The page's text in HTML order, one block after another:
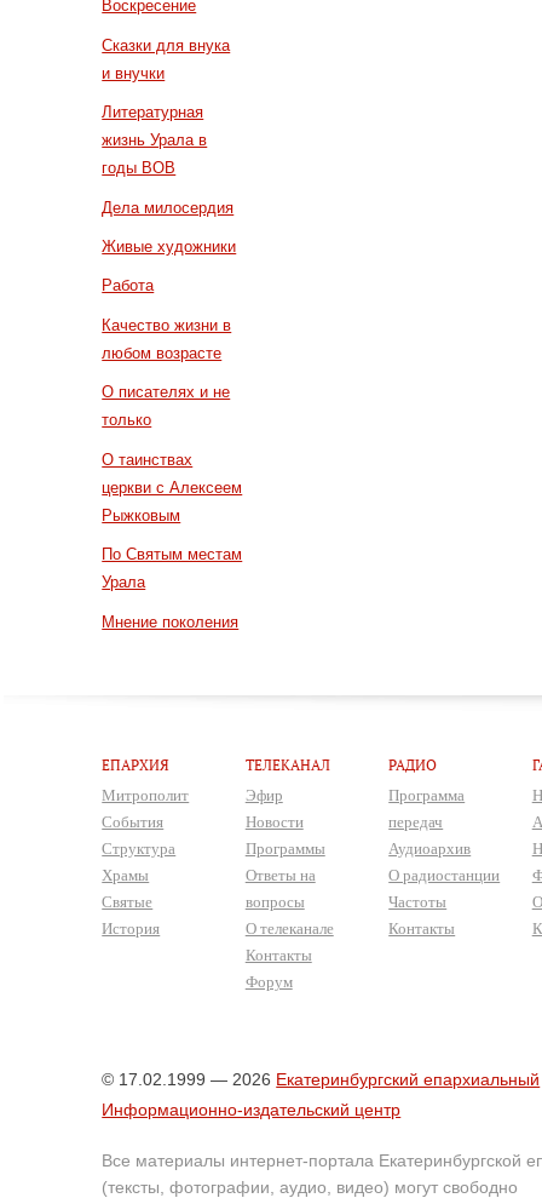
Воскресение
Сказки для внука
и внучки
Литературная
жизнь Урала в
годы ВОВ
Дела милосердия
Живые художники
Работа
Качество жизни в
любом возрасте
О писателях и не
только
О таинствах
церкви с Алексеем
Рыжковым
По Святым местам
Урала
Мнение поколения
ЕПАРХИЯ
Митрополит
События
Структура
Храмы
Святые
История
ТЕЛЕКАНАЛ
Эфир
Новости
Программы
Ответы на
вопросы
О телеканале
Контакты
Форум
РАДИО
Программа
передач
Аудиоархив
О радиостанции
Частоты
Контакты
© 17.02.1999 — 2026 Екатеринбургский епархиальный
Информационно-издательский центр
Все материалы интернет-портала Екатеринбургской
(тексты, фотографии, аудио, видео) могут свободно